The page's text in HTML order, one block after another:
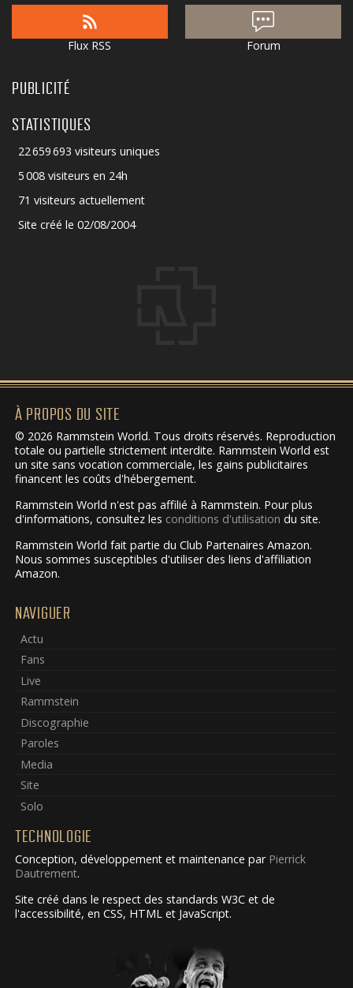
Flux RSS Forum
PUBLICITÉ
STATISTIQUES
22 659 693 visiteurs uniques
5 008 visiteurs en 24h
71 visiteurs actuellement
Site créé le 02/08/2004
À PROPOS DU SITE
© 2026 Rammstein World. Tous droits réservés. Reproduction
totale ou partielle strictement interdite. Rammstein World est
un site sans vocation commerciale, les gains publicitaires
financent les coûts d'hébergement.
Rammstein World n'est pas affilié à Rammstein. Pour plus
d'informations, consultez les conditions d'utilisation du site.
Rammstein World fait partie du Club Partenaires Amazon.
Nous sommes susceptibles d'utiliser des liens d'affiliation
Amazon.
NAVIGUER
Actu
Fans
Live
Rammstein
Discographie
Paroles
Media
Site
Solo
TECHNOLOGIE
Conception, développement et maintenance par Pierrick
Dautrement.
Site créé dans le respect des standards W3C et de
l'accessibilité, en CSS, HTML et JavaScript.